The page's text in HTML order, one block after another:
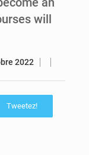
Sénégal : Ousmane Diagne prêtera serment le 11 août comme président du Conseil constitutionnelwill
2022
Tweetez!